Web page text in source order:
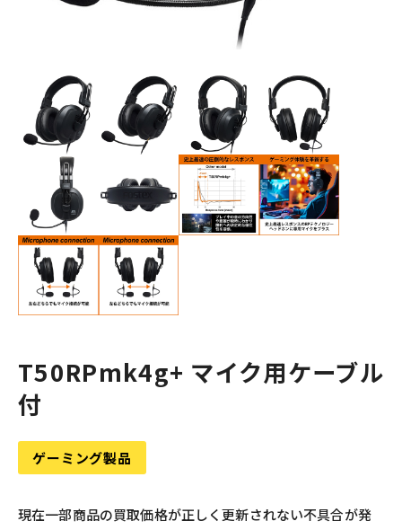
T50RPmk4g+ マイク用ケーブル
付
ゲーミング製品
現在一部商品の買取価格が正しく更新されない不具合が発